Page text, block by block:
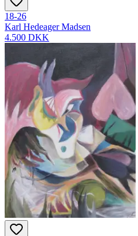
18-26
Karl Hedeager Madsen
4.500 DKK